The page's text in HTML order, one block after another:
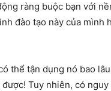
ràng buộc bạn với
đào tạo này của mình
thể tận dụng nó bao
Tuy nhiên, có nguy